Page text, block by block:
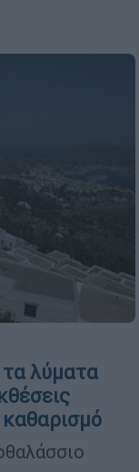
λύματα
καθαρισμό